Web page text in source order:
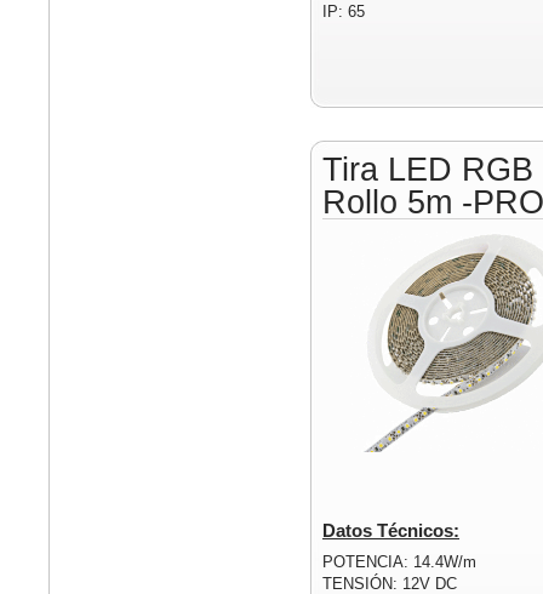
IP: 65
Tira LED
Rollo 5m -
Datos Técnicos:
POTENCIA: 14.4W/m
TENSIÓN: 12V DC